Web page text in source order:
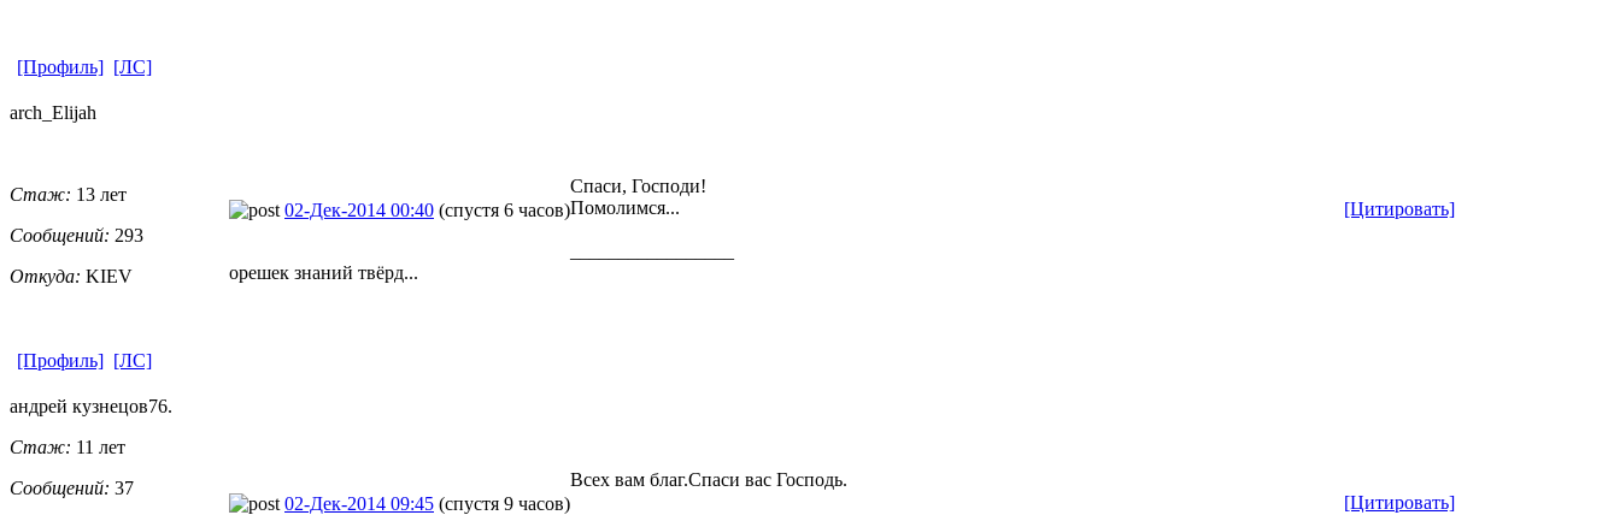
[Профиль] [ЛС]
arch_Elijah
Стаж: 13 лет
Сообщений: 293
Откуда: KIEV
02-Дек-2014 00:40 (спустя 6 часов) [Цитировать]
Спаси, Господи!
Помолимся...
орешек знаний твёрд...
[Профиль] [ЛС]
андрей кузнецов76.
Стаж: 11 лет
Сообщений: 37
02-Дек-2014 09:45 (спустя 9 часов) [Цитировать]
Всех вам благ.Спаси вас Господь.